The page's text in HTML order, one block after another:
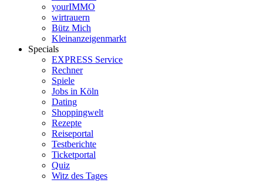
yourIMMO
wirtrauern
Bütz Mich
Kleinanzeigenmarkt
Specials
EXPRESS Service
Rechner
Spiele
Jobs in Köln
Dating
Shoppingwelt
Rezepte
Reiseportal
Testberichte
Ticketportal
Quiz
Witz des Tages